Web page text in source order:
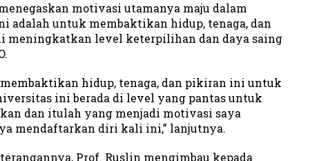
a
S
a
i
g
motivasi utamanya maju dalam
adalah untuk membaktikan hidup, tenaga, dan
meningkatkan level keterpilihan dan daya saing
hidup, tenaga, dan pikiran ini untuk
ini berada di level yang pantas untuk
dan itulah yang menjadi motivasi saya
mendaftarkan diri kali ini,” lanjutnya.
Prof. Ruslin mengimbau kepada